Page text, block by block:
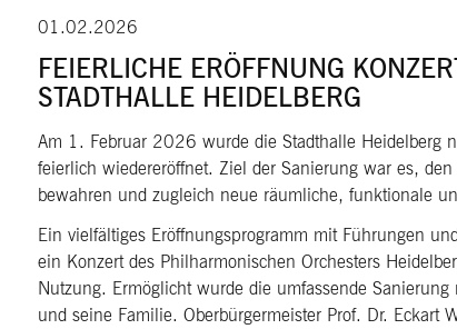
01.02.2026
FEIERLICHE ERÖFFNUNG
STADTHALLE HEIDELBERG
Am 1. Februar 2026 wurde die Stadthalle Heidelberg
feierlich wiedereröffnet. Ziel der Sanierung war es,
bewahren und zugleich neue räumliche, funktionale
Ein vielfältiges Eröffnungsprogramm mit Führungen
ein Konzert des Philharmonischen Orchesters
Nutzung. Ermöglicht wurde die umfassende
und seine Familie. Oberbürgermeister Prof. Dr. Eckart